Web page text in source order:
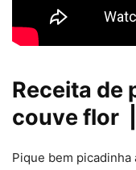
Receita de
couve flor
Pique bem